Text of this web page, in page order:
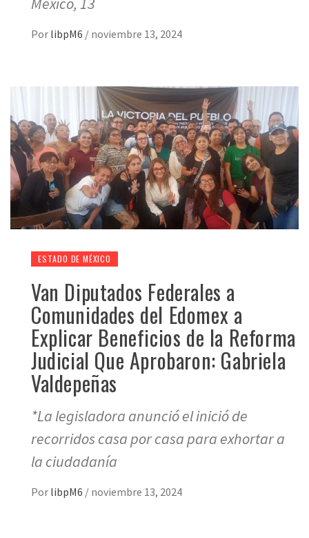
Por libpM6 / noviembre 13, 2024
ESTADO DE MÉXICO
Van Diputados Federales a
Comunidades del Edomex a
Explicar Beneficios de la Reforma
Judicial Que Aprobaron: Gabriela
Valdepeñas
*La legisladora anunció el inició de
recorridos casa por casa para exhortar a
la ciudadanía
Por libpM6 / noviembre 13, 2024